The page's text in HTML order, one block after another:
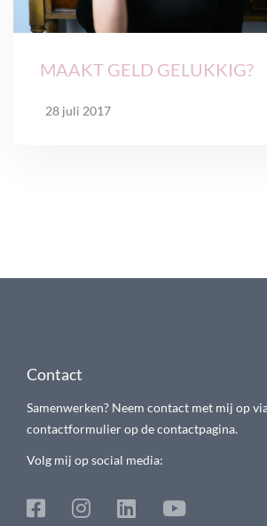
MAAKT GELD GELUKKIG?
28 juli 2017
Contact
Samenwerken? Neem contact met mij op
contactformulier op de contactpagina.
Volg mij op social media: